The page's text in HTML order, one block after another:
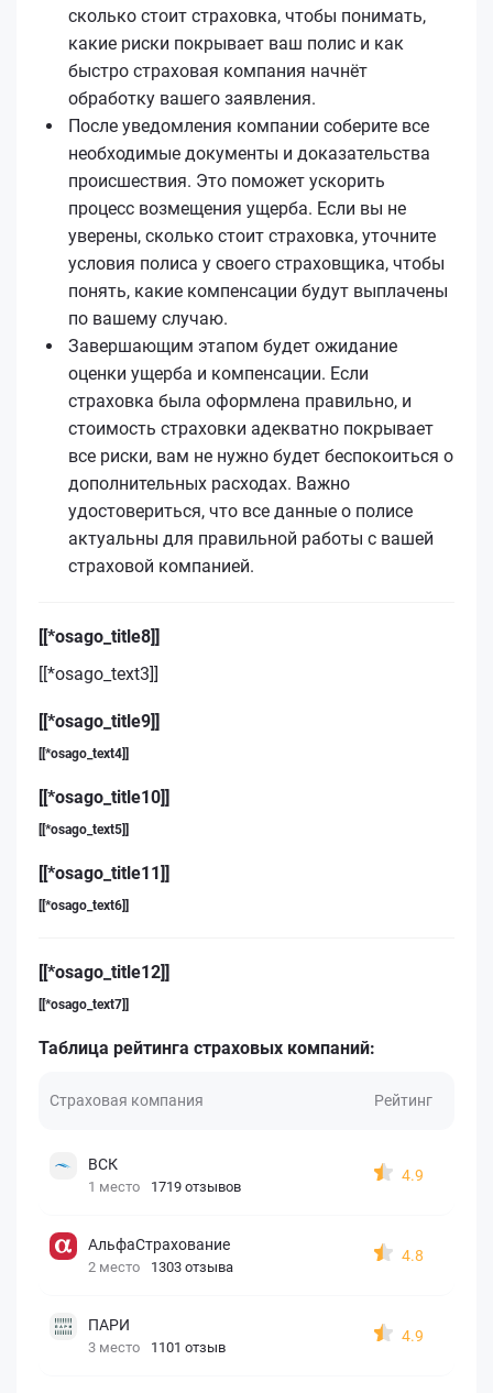
сколько стоит страховка, чтобы понимать,
какие риски покрывает ваш полис и как
быстро страховая компания начнёт
обработку вашего заявления.
После уведомления компании соберите все
необходимые документы и доказательства
происшествия. Это поможет ускорить
процесс возмещения ущерба. Если вы не
уверены, сколько стоит страховка, уточните
условия полиса у своего страховщика, чтобы
понять, какие компенсации будут выплачены
по вашему случаю.
Завершающим этапом будет ожидание
оценки ущерба и компенсации. Если
страховка была оформлена правильно, и
стоимость страховки адекватно покрывает
все риски, вам не нужно будет беспокоиться о
дополнительных расходах. Важно
удостовериться, что все данные о полисе
актуальны для правильной работы с вашей
страховой компанией.
[[*osago_title8]]
[[*osago_text3]]
[[*osago_title9]]
[[*osago_text4]]
[[*osago_title10]]
[[*osago_text5]]
[[*osago_title11]]
[[*osago_text6]]
[[*osago_title12]]
[[*osago_text7]]
Таблица рейтинга страховых компаний:
Страховая компания Рейтинг
ВСК
1 место 1719 отзывов
4.9
АльфаСтрахование
2 место 1303 отзыва
4.8
ПАРИ
3 место 1101 отзыв
4.9